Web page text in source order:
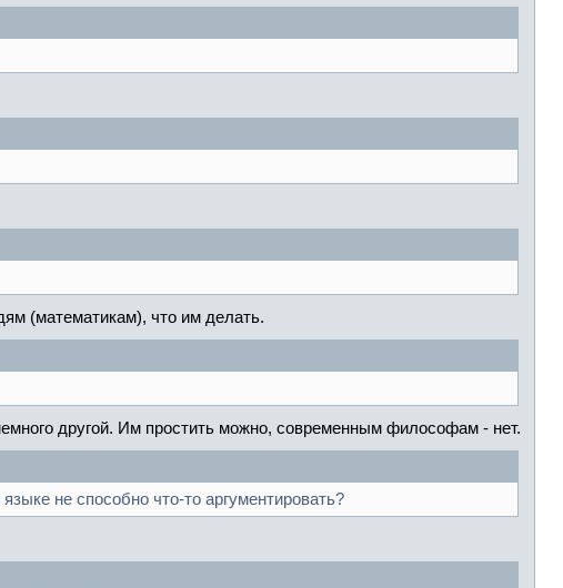
(математикам), что им делать.
другой. Им простить можно, современным философам - нет.
не способно что-то аргументировать?